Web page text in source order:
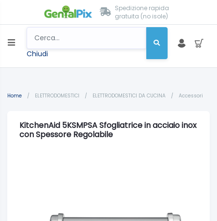
Spedizione rapida
gratuita (no isole)
Chiudi
Home / ELETTRODOMESTICI / ELETTRODOMESTICI DA CUCINA / Accessori
KitchenAid 5KSMPSA Sfogliatrice in acciaio inox
con Spessore Regolabile